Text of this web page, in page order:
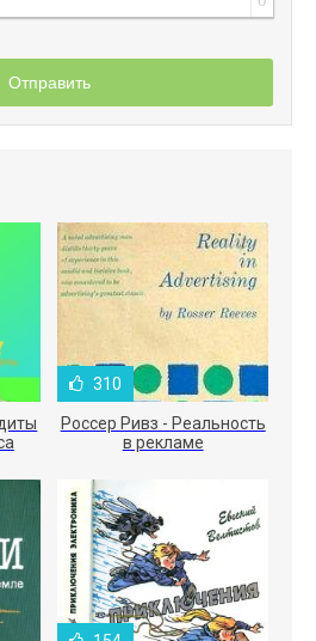
Отправить
310
Россер Ривз - Реальность
в рекламе